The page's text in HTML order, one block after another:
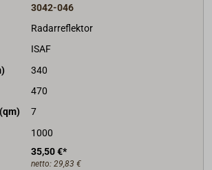
3042-046
Radarreflektor
ISAF
340
470
7
1000
35,50 €*
netto: 29,83 €